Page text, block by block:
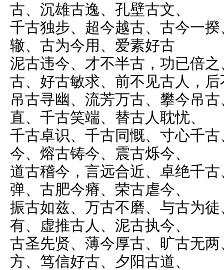
古、沉雄古逸、孔壁古文、
千古独步、超今越古、古今一
辙、古为今用、爱素好古
泥古违今、才不半古，功已倍
古、好古敏求、前不见古人，
吊古寻幽、流芳万古、攀今吊
直、千古笑端、替古人耽忧、
千古卓识、千古同慨、寸心千
今、熔古铸今、震古烁今、
道古稽今，言远合近、卓绝千
弹、古肥今瘠、荣古虐今、
振古如兹、万古不磨、与古为
有、虚推古人、泥古执今、
古圣先贤、薄今厚古、旷古无
方、笃信好古、夕阳古道、